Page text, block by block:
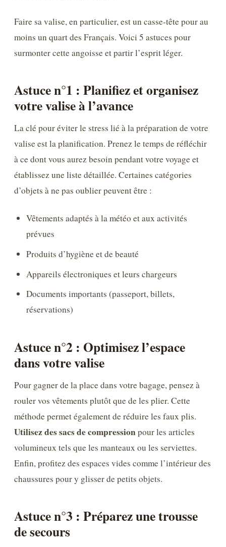
Faire sa valise, en particulier, est un casse-tête pour au
moins un quart des Français. Voici 5 astuces pour
surmonter cette angoisse et partir l’esprit léger.
Astuce n°1 : Planifiez et organisez
votre valise à l’avance
La clé pour éviter le stress lié à la préparation de votre
valise est la planification. Prenez le temps de réfléchir
à ce dont vous aurez besoin pendant votre voyage et
établissez une liste détaillée. Certaines catégories
d’objets à ne pas oublier peuvent être :
Vêtements adaptés à la météo et aux activités
prévues
Produits d’hygiène et de beauté
Appareils électroniques et leurs chargeurs
Documents importants (passeport, billets,
réservations)
Astuce n°2 : Optimisez l’espace
dans votre valise
Pour gagner de la place dans votre bagage, pensez à
rouler vos vêtements plutôt que de les plier. Cette
méthode permet également de réduire les faux plis.
Utilisez des sacs de compressionpour les articles
volumineux tels que les manteaux ou les serviettes.
Enfin, profitez des espaces vides comme l’intérieur des
chaussures pour y glisser de petits objets.
Astuce n°3 : Préparez une trousse
de secours